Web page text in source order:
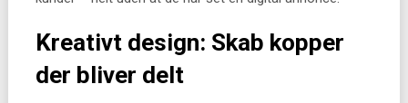
Kreativt design: Skab kopper
der bliver delt